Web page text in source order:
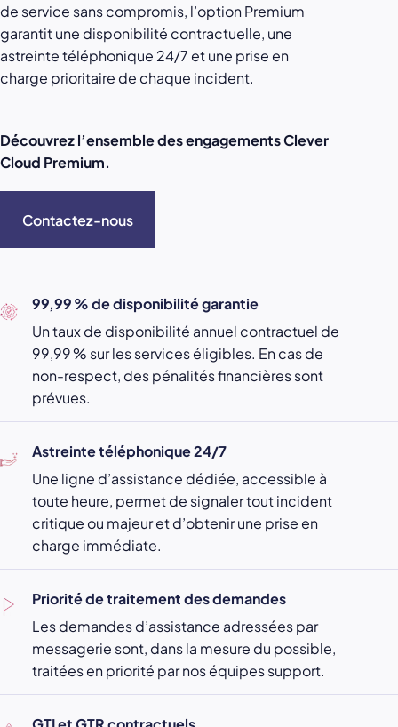
de service sans compromis, l’option Premium
garantit une disponibilité contractuelle, une
astreinte téléphonique 24/7 et une prise en
charge prioritaire de chaque incident.
Découvrez l’ensemble des engagements Clever
Cloud Premium.
Contactez-nous
99,99 % de disponibilité garantie
Un taux de disponibilité annuel contractuel de
99,99 % sur les services éligibles. En cas de
non-respect, des pénalités financières sont
prévues.
Astreinte téléphonique 24/7
Une ligne d’assistance dédiée, accessible à
toute heure, permet de signaler tout incident
critique ou majeur et d’obtenir une prise en
charge immédiate.
Priorité de traitement des demandes
Les demandes d’assistance adressées par
messagerie sont, dans la mesure du possible,
traitées en priorité par nos équipes support.